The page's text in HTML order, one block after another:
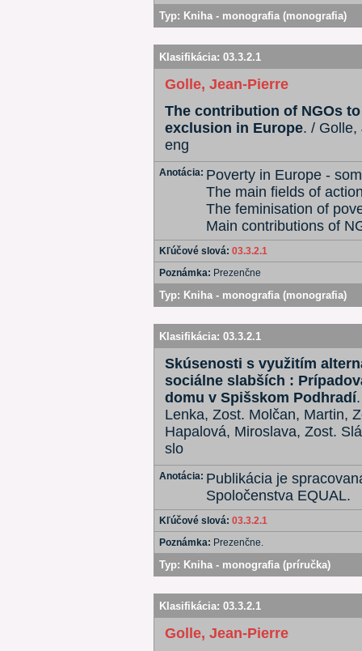
Typ: Kniha - monografia (monografia)
Klasifikácia: 03.3.2.1
Golle, Jean-Pierre
The contribution of NGOs
exclusion in Europe. /
eng
Anotácia: Poverty in Europe -
The main fields of
The feminisation of
Main contributions of
Kľúčové slová: 03.3.2.1
Poznámka: Prezenčne
Typ: Kniha - monografia (monografia)
Klasifikácia: 03.3.2.1
Skúsenosti s využitím
sociálne slabších :
domu v Spišskom Podhradí
Lenka, Zost. Molčan, Martin,
Hapalová, Miroslava, Zost.
slo
Anotácia: Publikácia je
Spoločenstva EQUAL.
Kľúčové slová: 03.3.2.1
Poznámka: Prezenčne.
Typ: Kniha - monografia (príručka)
Klasifikácia: 03.3.2.1
Golle, Jean-Pierre